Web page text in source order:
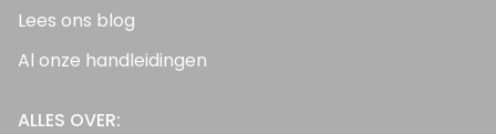
Lees ons blog
Al onze handleidingen
ALLES OVER: